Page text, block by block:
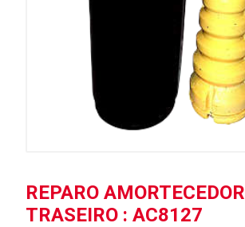
REPARO AMORTECEDOR
TRASEIRO : AC8127